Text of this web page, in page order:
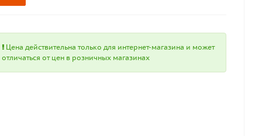
Цена действительна только для интернет-магазина и может
отличаться от цен в розничных магазинах